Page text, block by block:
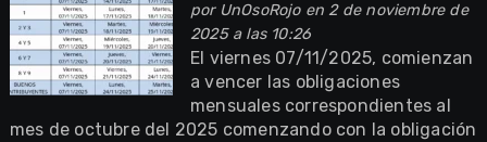
por UnOsoRojoen 2 de noviembre de
2025 a las 10:26
El viernes 07/11/2025, comienzan
a vencer las obligaciones
mensuales correspondientes al
mes de octubre del 2025 comenzando con la obligación